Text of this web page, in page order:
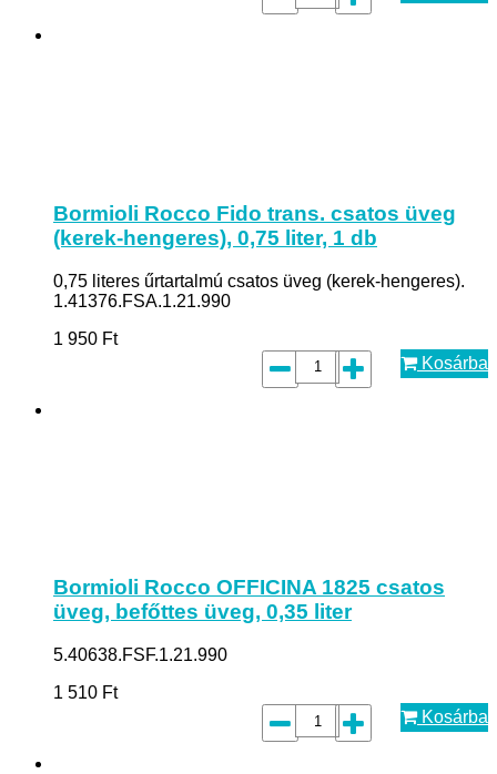
Bormioli Rocco Fido trans. csatos üveg
(kerek-hengeres), 0,75 liter, 1 db
0,75 literes űrtartalmú csatos üveg (kerek-hengeres).
1.41376.FSA.1.21.990
1 950 Ft
Kosárba
Bormioli Rocco OFFICINA 1825 csatos
üveg, befőttes üveg, 0,35 liter
5.40638.FSF.1.21.990
1 510 Ft
Kosárba